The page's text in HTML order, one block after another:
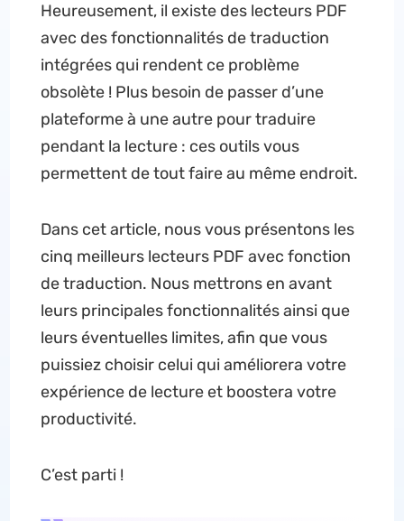
Heureusement, il existe des lecteurs PDF
avec des fonctionnalités de traduction
intégrées qui rendent ce problème
obsolète ! Plus besoin de passer d’une
plateforme à une autre pour traduire
pendant la lecture : ces outils vous
permettent de tout faire au même endroit.
Dans cet article, nous vous présentons les
cinq meilleurs lecteurs PDF avec fonction
de traduction. Nous mettrons en avant
leurs principales fonctionnalités ainsi que
leurs éventuelles limites, afin que vous
puissiez choisir celui qui améliorera votre
expérience de lecture et boostera votre
productivité.
C’est parti !